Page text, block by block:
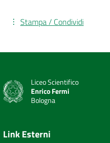
Stampa / Condividi
Liceo Scientifico
Enrico Fermi
Bologna
Link Esterni